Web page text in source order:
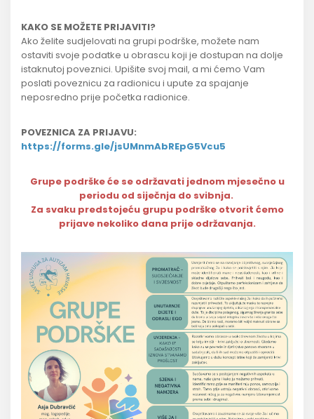
KAKO SE MOŽETE PRIJAVITI?
Ako želite sudjelovati na grupi podrške, možete nam
ostaviti svoje podatke u obrascu koji je dostupan na dolje
istaknutoj poveznici. Upišite svoj mail, a mi ćemo Vam
poslati poveznicu za radionicu i upute za spajanje
neposredno prije početka radionice.
POVEZNICA ZA PRIJAVU:
https://forms.gle/jsUMnmAbREpG5Vcu5
Grupe podrške će se održavati jednom mjesečno u
periodu od siječnja do svibnja.
Za svaku predstojeću grupu podrške otvorit ćemo
prijave nekoliko dana prije održavanja.